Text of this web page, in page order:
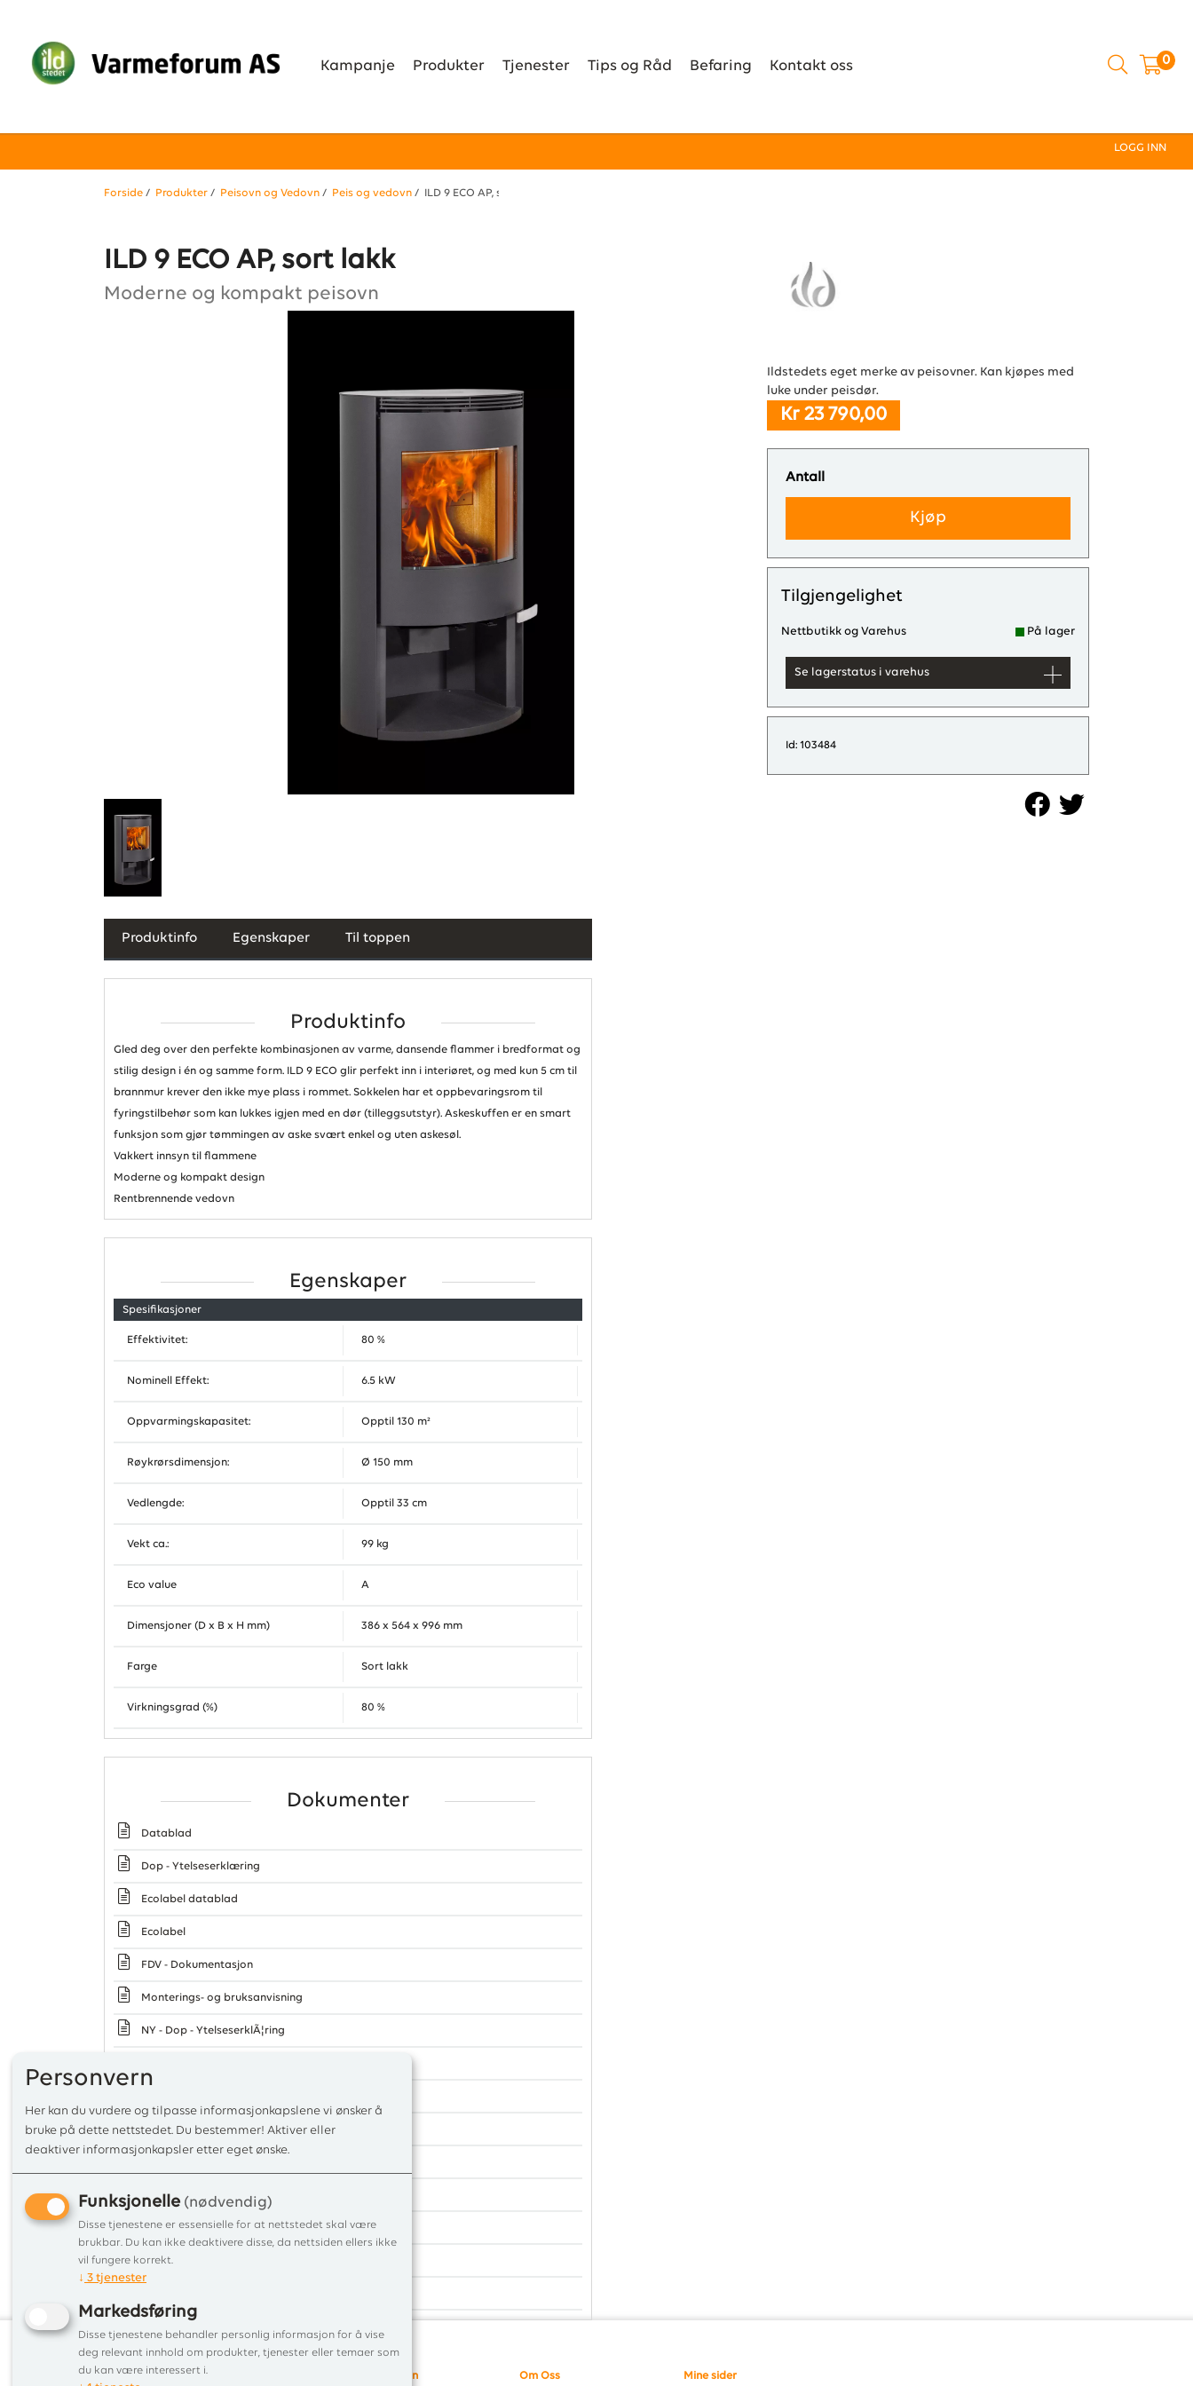
Kampanje Produkter Tjenester Tips og Råd Befaring Kontakt oss 0
LOGG INN
Forside / Produkter / Peisovn og Vedovn / Peis og vedovn / ILD 9 ECO AP, sort lakk
ILD 9 ECO AP, sort lakk
Moderne og kompakt peisovn
Ildstedets eget merke av peisovner. Kan kjøpes med
luke under peisdør.
Kr 23 790,00
Antall
Kjøp
Tilgjengelighet
Nettbutikk og Varehus På lager
Se lagerstatus i varehus
Id: 103484
Produktinfo Egenskaper Til toppen
Produktinfo
Gled deg over den perfekte kombinasjonen av varme, dansende flammer i bredformat og
stilig design i én og samme form. ILD 9 ECO glir perfekt inn i interiøret, og med kun 5 cm til
brannmur krever den ikke mye plass i rommet. Sokkelen har et oppbevaringsrom til
fyringstilbehør som kan lukkes igjen med en dør (tilleggsutstyr). Askeskuffen er en smart
funksjon som gjør tømmingen av aske svært enkel og uten askesøl.
Vakkert innsyn til flammene
Moderne og kompakt design
Rentbrennende vedovn
Egenskaper
Spesifikasjoner
Effektivitet: 80 %
Nominell Effekt: 6.5 kW
Oppvarmingskapasitet: Opptil 130 m²
Røykrørsdimensjon: Ø 150 mm
Vedlengde: Opptil 33 cm
Vekt ca.: 99 kg
Eco value A
Dimensjoner (D x B x H mm) 386 x 564 x 996 mm
Farge Sort lakk
Virkningsgrad (%) 80 %
Dokumenter
Datablad
Dop - Ytelseserklæring
Ecolabel datablad
Ecolabel
FDV - Dokumentasjon
Monterings- og bruksanvisning
NY - Dop - YtelseserklÃ¦ring
Oppstillingsvilkår
Produktmål
SamsvarserklÃ¦ring
Samsvarserklæring
Informasjon Om Oss Mine sider
Personvern
Her kan du vurdere og tilpasse informasjonkapslene vi ønsker å
bruke på dette nettstedet. Du bestemmer! Aktiver eller
deaktiver informasjonkapsler etter eget ønske.
Funksjonelle (nødvendig)
Disse tjenestene er essensielle for at nettstedet skal være
brukbar. Du kan ikke deaktivere disse, da nettsiden ellers ikke
vil fungere korrekt.
↓ 3 tjenester
Markedsføring
Disse tjenestene behandler personlig informasjon for å vise
deg relevant innhold om produkter, tjenester eller temaer som
du kan være interessert i.